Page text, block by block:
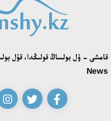
قونايەۆ قالاسىنىڭ اكىمى
اقەركە امالياتتى قابىلدادى
قازاق تىلىندەگى «قۇت»
ابايدىڭ ادام تاربيەسى تۋرالى
News